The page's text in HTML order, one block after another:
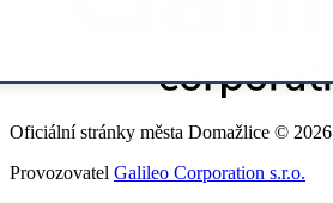
Oficiální stránky města Domažlice © 2026
Provozovatel Galileo Corporation s.r.o.